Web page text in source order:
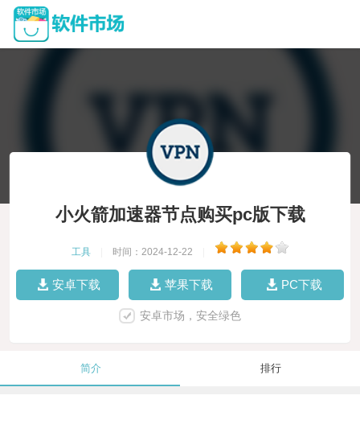
小火箭加速器节点购买pc版下载
工具 时间：2024-12-22
安卓下载 苹果下载 PC下载
安卓市场，安全绿色
简介 排行